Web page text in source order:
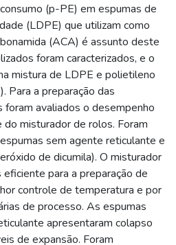
(p-PE) em espumas de
(LDPE) que utilizam como
(ACA) é assunto deste
foram caracterizados, e o
mistura de LDPE e polietileno
Para a preparação das
avaliados o desempenho
misturador de rolos. Foram
sem agente reticulante e
de dicumila). O misturador
para a preparação de
controle de temperatura e por
de processo. As espumas
apresentaram colapso
de expansão. Foram